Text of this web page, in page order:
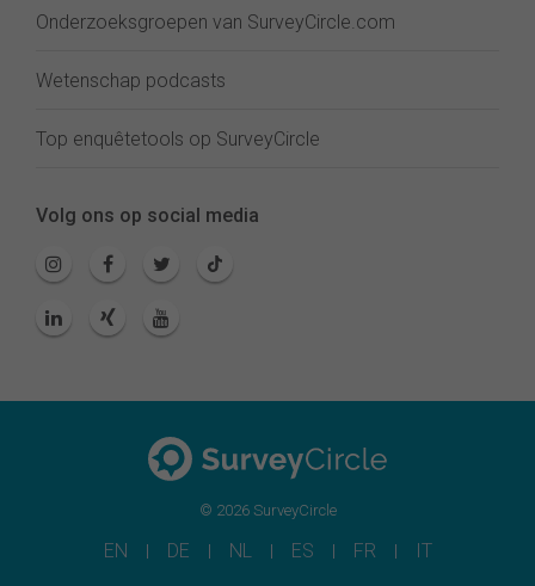
Onderzoeksgroepen van SurveyCircle.com
Wetenschap podcasts
Top enquêtetools op SurveyCircle
Volg ons op social media
© 2026 SurveyCircle
EN DE NL ES FR IT